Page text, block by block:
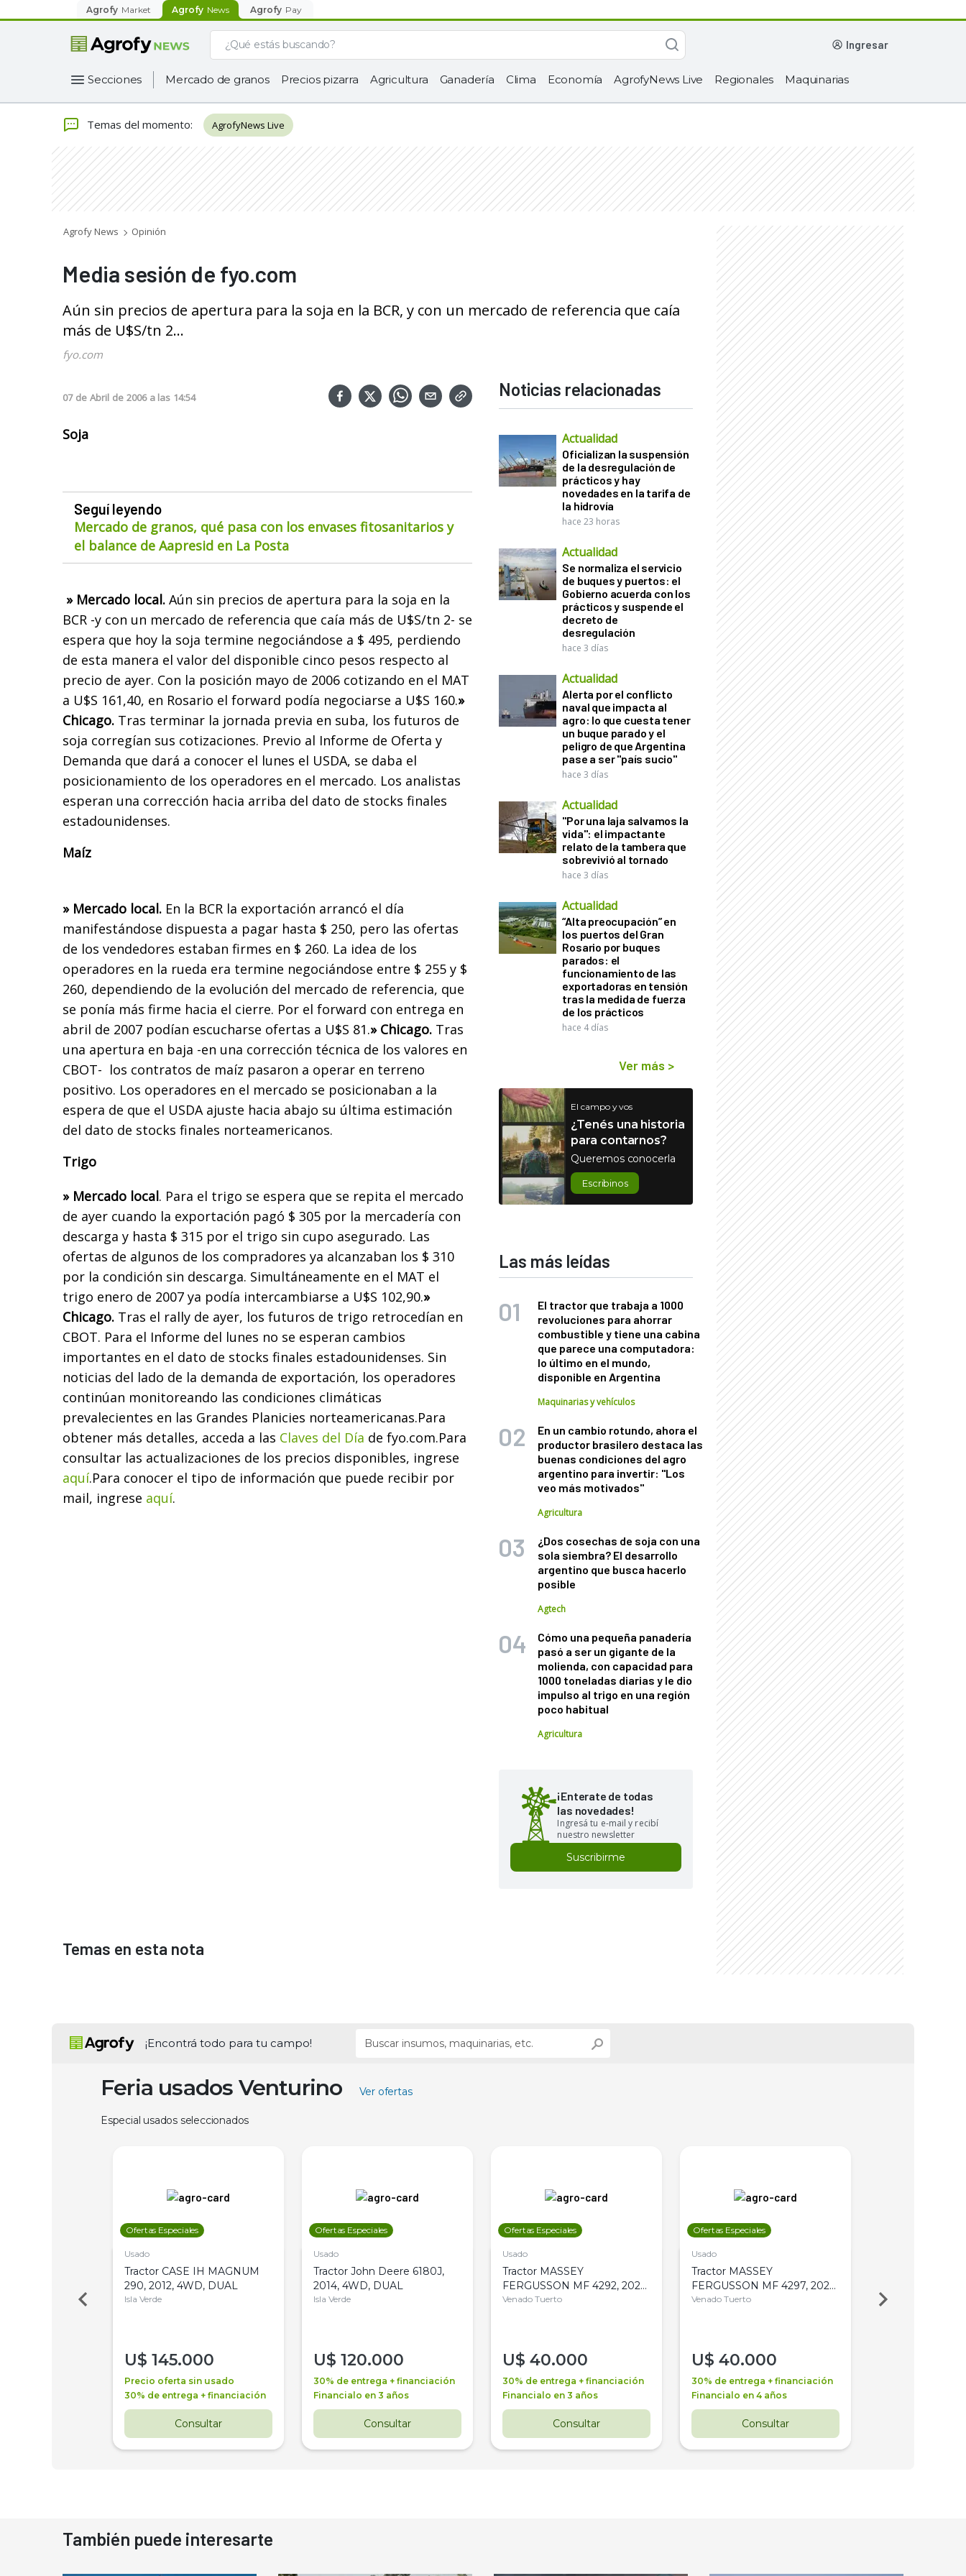
Agrofy Market Agrofy News Agrofy Pay
ingresar
Secciones Mercado de granos Precios pizarra Agricultura Ganadería Clima Economía AgrofyNews Live Regionales Maquinarias
Temas del momento: AgrofyNews Live
Agrofy News Opinión
Media sesión de fyo.com
Aún sin precios de apertura para la soja en la BCR, y con un mercado de referencia que caía
más de U$S/tn 2...
fyo.com
07 de Abril de 2006 a las 14:54
Soja
Seguí leyendo
Mercado de granos, qué pasa con los envases fitosanitarios y
el balance de Aapresid en La Posta
» Mercado local. Aún sin precios de apertura para la soja en la
BCR -y con un mercado de referencia que caía más de U$S/tn 2- se
espera que hoy la soja termine negociándose a $ 495, perdiendo
de esta manera el valor del disponible cinco pesos respecto al
precio de ayer. Con la posición mayo de 2006 cotizando en el MAT
a U$S 161,40, en Rosario el forward podía negociarse a U$S 160.»
Chicago. Tras terminar la jornada previa en suba, los futuros de
soja corregían sus cotizaciones. Previo al Informe de Oferta y
Demanda que dará a conocer el lunes el USDA, se daba el
posicionamiento de los operadores en el mercado. Los analistas
esperan una corrección hacia arriba del dato de stocks finales
estadounidenses.
Maíz
» Mercado local. En la BCR la exportación arrancó el día
manifestándose dispuesta a pagar hasta $ 250, pero las ofertas
de los vendedores estaban firmes en $ 260. La idea de los
operadores en la rueda era termine negociándose entre $ 255 y $
260, dependiendo de la evolución del mercado de referencia, que
se ponía más firme hacia el cierre. Por el forward con entrega en
abril de 2007 podían escucharse ofertas a U$S 81.» Chicago. Tras
una apertura en baja -en una corrección técnica de los valores en
CBOT- los contratos de maíz pasaron a operar en terreno
positivo. Los operadores en el mercado se posicionaban a la
espera de que el USDA ajuste hacia abajo su última estimación
del dato de stocks finales norteamericanos.
Trigo
» Mercado local. Para el trigo se espera que se repita el mercado
de ayer cuando la exportación pagó $ 305 por la mercadería con
descarga y hasta $ 315 por el trigo sin cupo asegurado. Las
ofertas de algunos de los compradores ya alcanzaban los $ 310
por la condición sin descarga. Simultáneamente en el MAT el
trigo enero de 2007 ya podía intercambiarse a U$S 102,90.»
Chicago. Tras el rally de ayer, los futuros de trigo retrocedían en
CBOT. Para el Informe del lunes no se esperan cambios
importantes en el dato de stocks finales estadounidenses. Sin
noticias del lado de la demanda de exportación, los operadores
continúan monitoreando las condiciones climáticas
prevalecientes en las Grandes Planicies norteamericanas.Para
obtener más detalles, acceda a las Claves del Día de fyo.com.Para
consultar las actualizaciones de los precios disponibles, ingrese
aquí.Para conocer el tipo de información que puede recibir por
mail, ingrese aquí.
Noticias relacionadas
Actualidad
Oficializan la suspensión
de la desregulación de
prácticos y hay
novedades en la tarifa de
la hidrovía
hace 23 horas
Actualidad
Se normaliza el servicio
de buques y puertos: el
Gobierno acuerda con los
prácticos y suspende el
decreto de
desregulación
hace 3 días
Actualidad
Alerta por el conflicto
naval que impacta al
agro: lo que cuesta tener
un buque parado y el
peligro de que Argentina
pase a ser "país sucio"
hace 3 días
Actualidad
"Por una laja salvamos la
vida": el impactante
relato de la tambera que
sobrevivió al tornado
hace 3 días
Actualidad
“Alta preocupación” en
los puertos del Gran
Rosario por buques
parados: el
funcionamiento de las
exportadoras en tensión
tras la medida de fuerza
de los prácticos
hace 4 días
Ver más >
El campo y vos
¿Tenés una historia
para contarnos?
Queremos conocerla
Escribinos
Las más leídas
El tractor que trabaja a 1000
revoluciones para ahorrar
combustible y tiene una cabina
que parece una computadora:
lo último en el mundo,
disponible en Argentina
Maquinarias y vehículos
En un cambio rotundo, ahora el
productor brasilero destaca las
buenas condiciones del agro
argentino para invertir: "Los
veo más motivados"
Agricultura
¿Dos cosechas de soja con una
sola siembra? El desarrollo
argentino que busca hacerlo
posible
Agtech
Cómo una pequeña panadería
pasó a ser un gigante de la
molienda, con capacidad para
1000 toneladas diarias y le dio
impulso al trigo en una región
poco habitual
Agricultura
¡Enterate de todas
las novedades!
Ingresá tu e-mail y recibí
nuestro newsletter
Suscribirme
Temas en esta nota
¡Encontrá todo para tu campo!
Feria usados Venturino Ver ofertas
Especial usados seleccionados
Ofertas Especiales
Usado
Tractor CASE IH MAGNUM
290, 2012, 4WD, DUAL
Isla Verde
U$ 145.000
Precio oferta sin usado
30% de entrega + financiación
Consultar
Ofertas Especiales
Usado
Tractor John Deere 6180J,
2014, 4WD, DUAL
Isla Verde
U$ 120.000
30% de entrega + financiación
Financialo en 3 años
Consultar
Ofertas Especiales
Usado
Tractor MASSEY
FERGUSSON MF 4292, 2020,
4WD, PATON
Venado Tuerto
U$ 40.000
30% de entrega + financiación
Financialo en 3 años
Consultar
Ofertas Especiales
Usado
Tractor MASSEY
FERGUSSON MF 4297, 2020,
4WD, PATON
Venado Tuerto
U$ 40.000
30% de entrega + financiación
Financialo en 4 años
Consultar
Venado Tuerto
También puede interesarte